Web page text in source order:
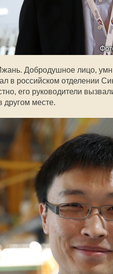
Добродушное лицо,
в российском отделении
его руководители
другом месте.